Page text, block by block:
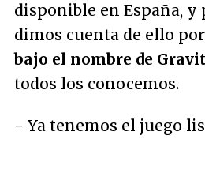
disponible en España, y
dimos cuenta de ello
bajo el nombre de
todos los conocemos.
- Ya tenemos el juego